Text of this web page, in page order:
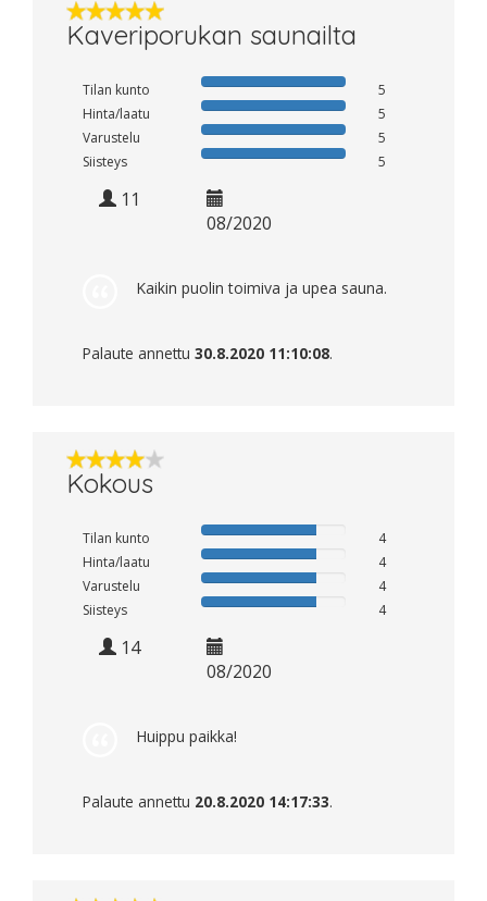
Kaveriporukan saunailta
Tilan kunto
5
Hinta/laatu
5
Varustelu
5
Siisteys
5
11
08/2020
Kaikin puolin toimiva ja upea sauna.
Palaute annettu 30.8.2020 11:10:08.
Kokous
Tilan kunto
4
Hinta/laatu
4
Varustelu
4
Siisteys
4
14
08/2020
Huippu paikka!
Palaute annettu 20.8.2020 14:17:33.